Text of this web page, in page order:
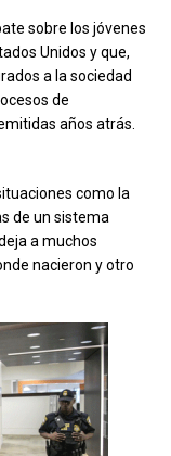
sobre los jóvenes
Unidos y que,
a la sociedad
de
años atrás.
como la
de un sistema
a muchos
nacieron y otro